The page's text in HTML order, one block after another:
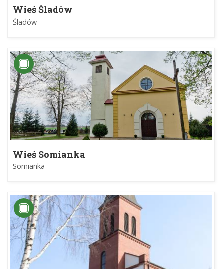
Wieś Śladów
Śladów
Wieś Somianka
Somianka